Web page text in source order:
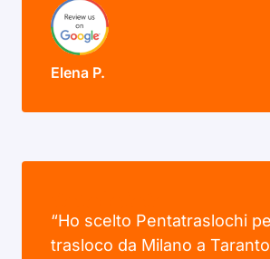
Elena P.
“Ho scelto Pentatraslochi
trasloco da Milano a